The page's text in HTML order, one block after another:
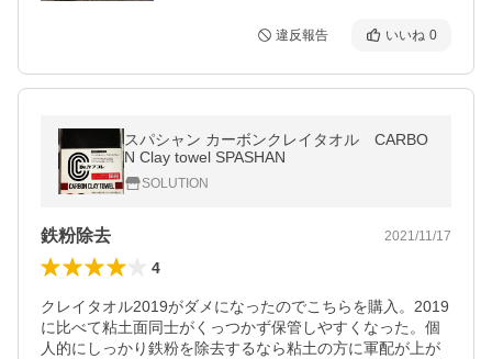
違反報告 いいね 0
スパシャン カーボンクレイタオル CARBO
N Clay towel SPASHAN
SOLUTION
鉄粉除去 2021/11/17
4
クレイタオル2019がダメになったのでこちらを購入。2019
に比べて粘土面同士がくっつかず保管しやすくなった。個
人的にしっかり鉄粉を除去するなら粘土の方に軍配が上が